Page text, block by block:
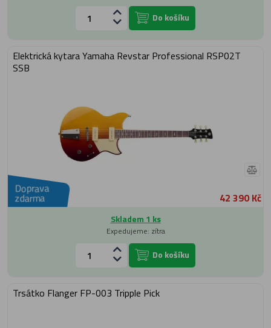
Do košíku
Elektrická kytara Yamaha Revstar Professional RSP02T
SSB
Doprava
zdarma 42 390 Kč
Skladem 1 ks
Expedujeme: zítra
Do košíku
Trsátko Flanger FP-003 Tripple Pick